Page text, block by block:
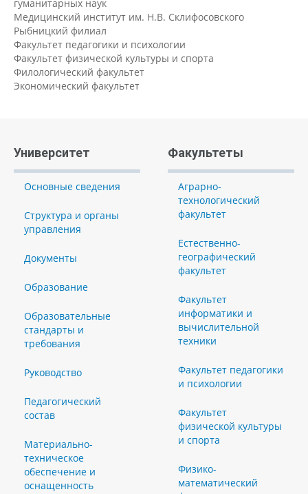
гуманитарных наук
Медицинский институт им. Н.В. Склифосовского
Рыбницкий филиал
Факультет педагогики и психологии
Факультет физической культуры и спорта
Филологический факультет
Экономический факультет
Университет
Основные сведения
Структура и органы
управления
Документы
Образование
Образовательные
стандарты и
требования
Руководство
Педагогический
состав
Материально-
техническое
обеспечение и
оснащенность
Факультеты
Аграрно-
технологический
факультет
Естественно-
географический
факультет
Факультет
информатики и
вычислительной
техники
Факультет педагогики
и психологии
Факультет
физической культуры
и спорта
Физико-
математический